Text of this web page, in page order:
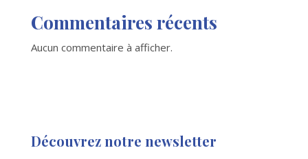
Commentaires récents
Aucun commentaire à afficher.
Découvrez notre newsletter